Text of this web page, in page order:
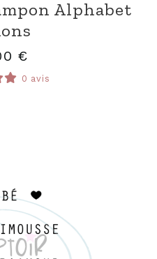
Alphabet
€
0 avis